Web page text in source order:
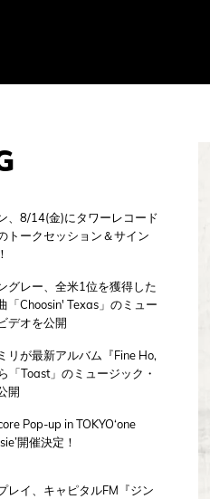
、8/14(金)にタワーレコード
トークセッション＆サイン
グレー、全米1位を獲得した
「Choosin' Texas」のミュー
デオを公開
リが最新アルバム『Fine Ho,
「Toast」のミュージック・
開
Pop-up in TOKYO‘one
開催決定！
レイ、キャピタルFM『ジン